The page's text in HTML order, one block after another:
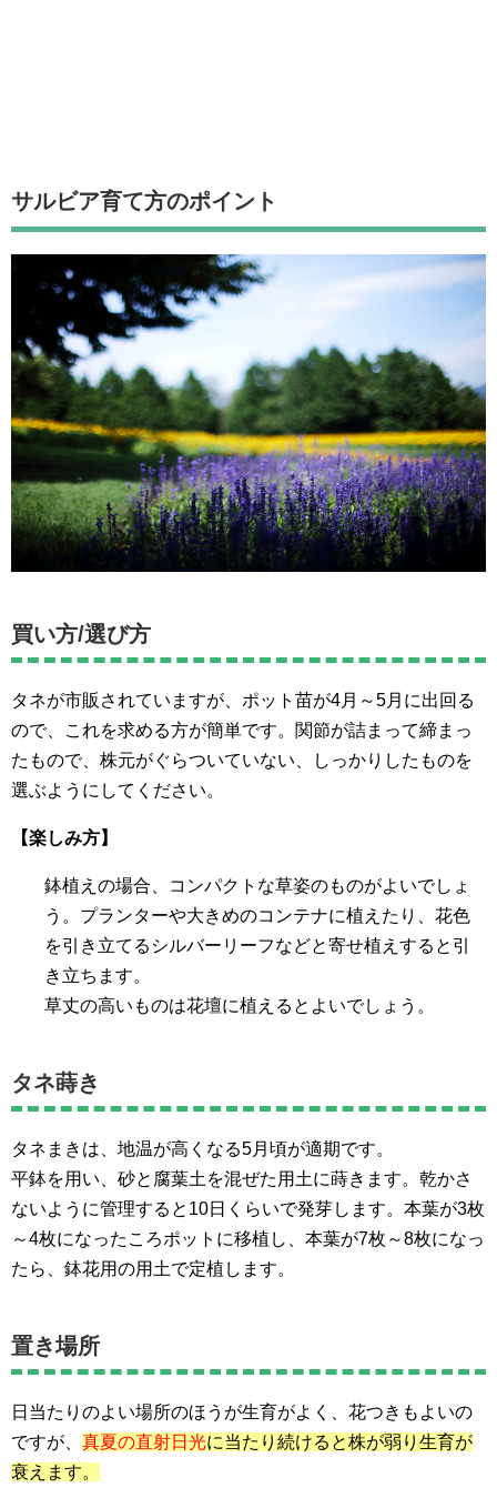
サルビア育て方のポイント
買い方/選び方
タネが市販されていますが、ポット苗が4月～5月に出回る
ので、これを求める方が簡単です。関節が詰まって締まっ
たもので、株元がぐらついていない、しっかりしたものを
選ぶようにしてください。
【楽しみ方】
鉢植えの場合、コンパクトな草姿のものがよいでしょ
う。プランターや大きめのコンテナに植えたり、花色
を引き立てるシルバーリーフなどと寄せ植えすると引
き立ちます。
草丈の高いものは花壇に植えるとよいでしょう。
タネ蒔き
タネまきは、地温が高くなる5月頃が適期です。
平鉢を用い、砂と腐葉土を混ぜた用土に蒔きます。乾かさ
ないように管理すると10日くらいで発芽します。本葉が3枚
～4枚になったころポットに移植し、本葉が7枚～8枚になっ
たら、鉢花用の用土で定植します。
置き場所
日当たりのよい場所のほうが生育がよく、花つきもよいの
ですが、 真夏の直射日光に当たり続けると株が弱り生育が
衰えます。